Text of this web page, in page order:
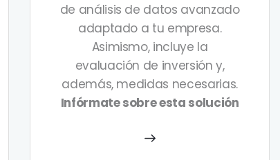
de análisis de datos avanzado
adaptado a tu empresa.
Asimismo, incluye la
evaluación de inversión y,
además, medidas necesarias.
Infórmate sobre esta solución